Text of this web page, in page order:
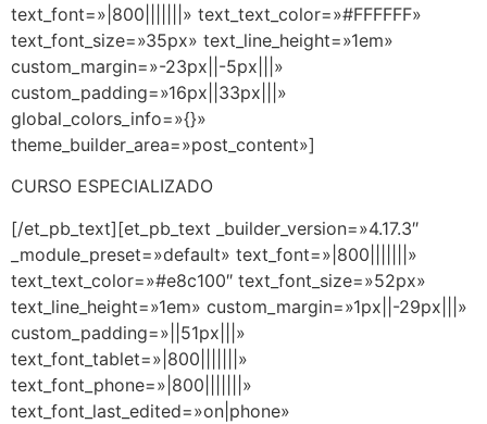
text_font=»|800|||||||» text_text_color=»#FFFFFF»
text_font_size=»35px» text_line_height=»1em»
custom_margin=»-23px||-5px|||»
custom_padding=»16px||33px|||»
global_colors_info=»{}»
theme_builder_area=»post_content»]
CURSO ESPECIALIZADO
[/et_pb_text][et_pb_text _builder_version=»4.17.3″
_module_preset=»default» text_font=»|800|||||||»
text_text_color=»#e8c100″ text_font_size=»52px»
text_line_height=»1em» custom_margin=»1px||-29px|||»
custom_padding=»||51px|||»
text_font_tablet=»|800|||||||»
text_font_phone=»|800|||||||»
text_font_last_edited=»on|phone»